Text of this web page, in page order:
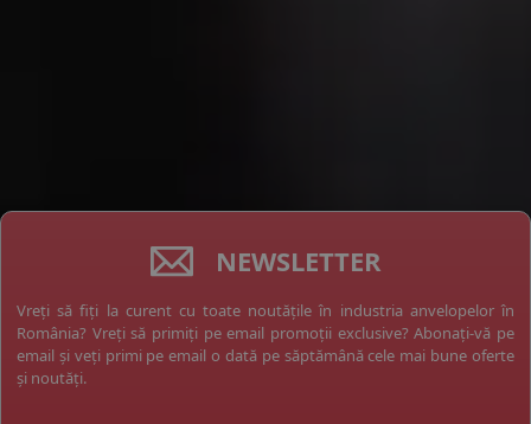
NEWSLETTER
Vreți să fiți la curent cu toate noutățile în industria anvelopelor în
România? Vreți să primiți pe email promoții exclusive? Abonați-vă pe
email și veți primi pe email o dată pe săptămână cele mai bune oferte
și noutăți.